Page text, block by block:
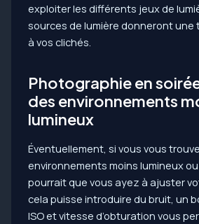
exploiter les différents jeux de
sources de lumière donneront
à vos clichés.
Photographie en
des environnements
lumineux
Éventuellement, si vous vous
environnements moins lumineux
pourrait que vous ayez à ajuster
cela puisse introduire du bruit, un
ISO et vitesse d’obturation vous